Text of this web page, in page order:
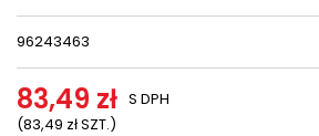
96243463
83,49 zł
(83,49 zł SZT.)
S DPH